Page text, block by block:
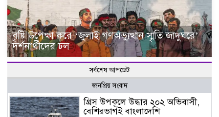
বৃষ্টি উপেক্ষা করে ‘জুলাই গণঅভ্যুত্থান স্মৃতি জাদুঘরে’
দর্শনার্থীদের ঢল
সর্বশেষ আপডেট
জনপ্রিয় সংবাদ
গ্রিস উপকূলে উদ্ধার ২০২ অভিবাসী,
বেশিরভাগই বাংলাদেশি